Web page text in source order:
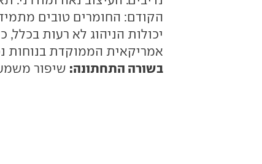
יכולות הניהוג לא רעות בכלל,
אמריקאית הממוקדת בנוחות
בשורה התחתונה: שיפור